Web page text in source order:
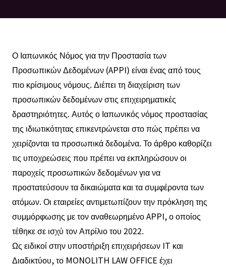
Ο Ιαπωνικός Νόμος για την Προστασία των
Προσωπικών Δεδομένων (APPI) είναι ένας από τους
πιο κρίσιμους νόμους. Διέπει τη διαχείριση των
προσωπικών δεδομένων στις επιχειρηματικές
δραστηριότητες. Αυτός ο Ιαπωνικός νόμος προστασίας
της ιδιωτικότητας επικεντρώνεται στο πώς πρέπει να
χειρίζονται τα προσωπικά δεδομένα. Το άρθρο καθορίζει
τις υποχρεώσεις που πρέπει να εκπληρώσουν οι
παροχείς προσωπικών δεδομένων για να
προστατεύσουν τα δικαιώματα και τα συμφέροντα των
ατόμων. Οι εταιρείες αντιμετωπίζουν την πρόκληση της
συμμόρφωσης με τον αναθεωρημένο APPI, ο οποίος
τέθηκε σε ισχύ τον Απρίλιο του 2022.
Ως ειδικοί στην υποστήριξη επιχειρήσεων IT και
Διαδικτύου, το MONOLITH LAW OFFICE έχει